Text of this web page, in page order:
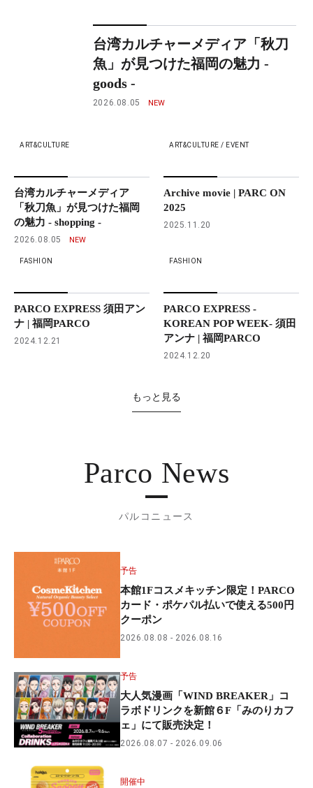
台湾カルチャーメディア「秋刀
魚」が見つけた福岡の魅力 -
goods -
2026.08.05
ART&CULTURE
台湾カルチャーメディア
「秋刀魚」が見つけた福岡
の魅力 - shopping -
2026.08.05
ART&CULTURE / EVENT
Archive movie | PARC ON
2025
2025.11.20
FASHION
PARCO EXPRESS 須田アン
ナ | 福岡PARCO
2024.12.21
FASHION
PARCO EXPRESS -
KOREAN POP WEEK- 須田
アンナ | 福岡PARCO
2024.12.20
もっと見る
Parco News
パルコニュース
予告
本館1Fコスメキッチン限定！PARCO
カード・ポケパル払いで使える500円
クーポン
2026.08.08 2026.08.16
予告
大人気漫画「WIND BREAKER」コ
ラボドリンクを新館６F「みのりカフ
ェ」にて販売決定！
2026.08.07 2026.09.06
開催中